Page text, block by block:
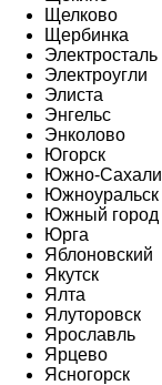
Щелково
Щербинка
Электросталь
Электроугли
Элиста
Энгельс
Энколово
Югорск
Южно-
Южноуральск
Южный город
Юрга
Яблоновский
Якутск
Ялта
Ялуторовск
Ярославль
Ярцево
Ясногорск